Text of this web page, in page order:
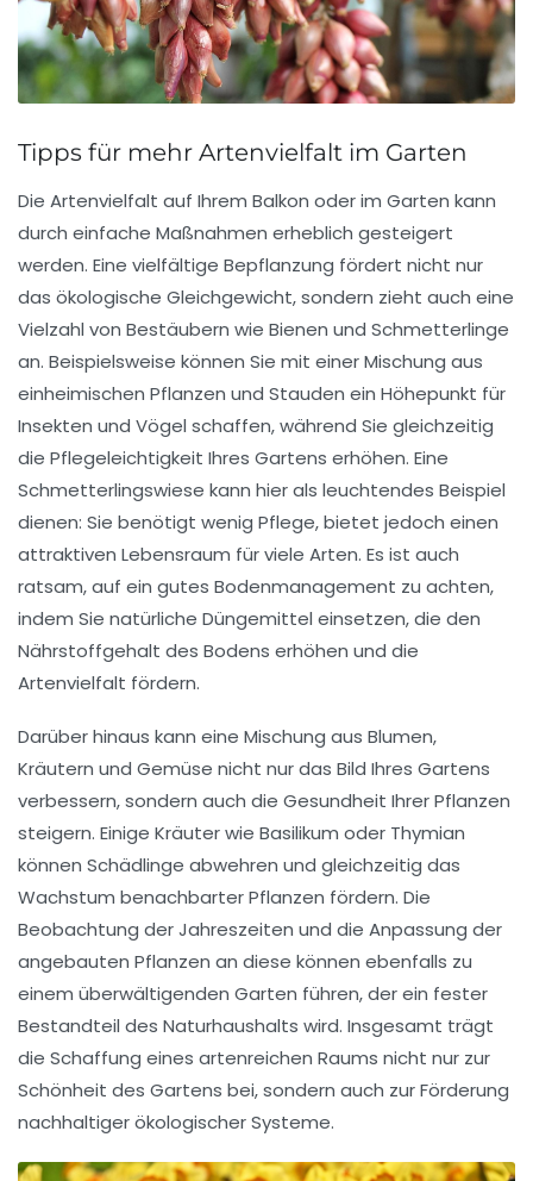
Tipps für mehr Artenvielfalt im Garten
Die Artenvielfalt auf Ihrem Balkon oder im Garten kann
durch einfache Maßnahmen erheblich gesteigert
werden. Eine vielfältige Bepflanzung fördert nicht nur
das ökologische Gleichgewicht, sondern zieht auch eine
Vielzahl von Bestäubern wie Bienen und Schmetterlinge
an. Beispielsweise können Sie mit einer Mischung aus
einheimischen Pflanzen und Stauden ein Höhepunkt für
Insekten und Vögel schaffen, während Sie gleichzeitig
die Pflegeleichtigkeit Ihres Gartens erhöhen. Eine
Schmetterlingswiese kann hier als leuchtendes Beispiel
dienen: Sie benötigt wenig Pflege, bietet jedoch einen
attraktiven Lebensraum für viele Arten. Es ist auch
ratsam, auf ein gutes Bodenmanagement zu achten,
indem Sie natürliche Düngemittel einsetzen, die den
Nährstoffgehalt des Bodens erhöhen und die
Artenvielfalt fördern.
Darüber hinaus kann eine Mischung aus Blumen,
Kräutern und Gemüse nicht nur das Bild Ihres Gartens
verbessern, sondern auch die Gesundheit Ihrer Pflanzen
steigern. Einige Kräuter wie Basilikum oder Thymian
können Schädlinge abwehren und gleichzeitig das
Wachstum benachbarter Pflanzen fördern. Die
Beobachtung derJahreszeiten und die Anpassung der
angebauten Pflanzen an diese können ebenfalls zu
einem überwältigenden Garten führen, der ein fester
Bestandteil des Naturhaushalts wird. Insgesamt trägt
die Schaffung eines artenreichen Raums nicht nur zur
Schönheit des Gartens bei, sondern auch zur Förderung
nachhaltiger ökologischer Systeme.